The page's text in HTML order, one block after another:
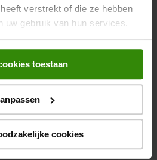
verstrekt of die ze hebben
uw gebruik van hun services.
toestaan
cookies
Advies over